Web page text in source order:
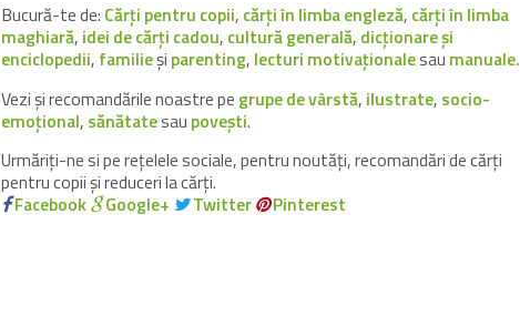
Bucură-te de: Cărți pentru copii, cărți în limba engleză, cărți în limba
maghiară, idei de cărți cadou, cultură generală, dicționare și
enciclopedii, familieși parenting, lecturi motivaționalesau manuale.
Vezi și recomandările noastre pe grupe de vârstă, ilustrate, socio-
emoțional, sănătatesau povești.
Urmăriți-ne si pe rețelele sociale, pentru noutăți, recomandări de cărți
pentru copii și reduceri la cărți.
Facebook Google+ Twitter Pinterest